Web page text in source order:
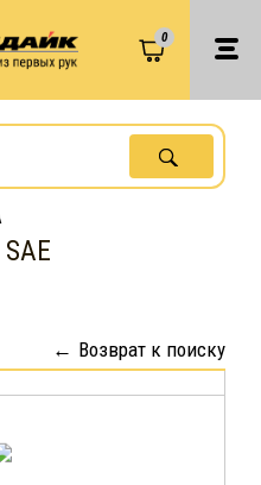
0
Возврат к поиску